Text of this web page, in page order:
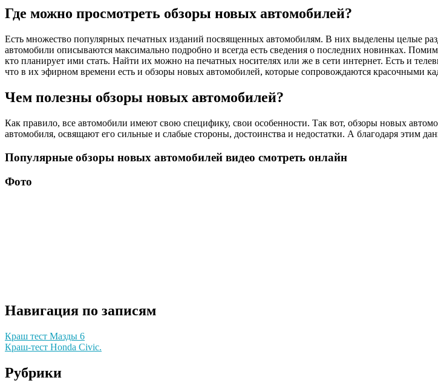
Где можно просмотреть обзоры новых автомобилей?
Есть множество популярных печатных изданий посвященных автомобилям. В них выделены целые
автомобили описываются максимально подробно и всегда есть сведения о последних новинках.
кто планирует ими стать. Найти их можно на печатных носителях или же в сети интернет. Есть и
что в их эфирном времени есть и обзоры новых автомобилей, которые сопровождаются красочными
Чем полезны обзоры новых автомобилей?
Как правило, все автомобили имеют свою специфику, свои особенности. Так вот, обзоры новых
автомобиля, освящают его сильные и слабые стороны, достоинства и недостатки. А благодаря этим
Популярные обзоры новых автомобилей видео смотреть онлайн
Фото
Навигация по записям
Краш тест Мазды 6
Краш-тест Нonda Сivic.
Рубрики